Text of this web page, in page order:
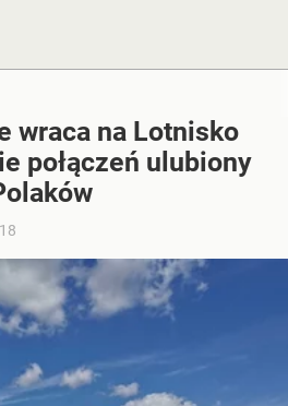
wraca na Lotnisko
połączeń ulubiony